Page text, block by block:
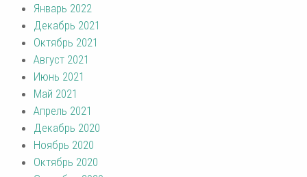
Январь 2022
Декабрь 2021
Октябрь 2021
Август 2021
Июнь 2021
Май 2021
Апрель 2021
Декабрь 2020
Ноябрь 2020
Октябрь 2020